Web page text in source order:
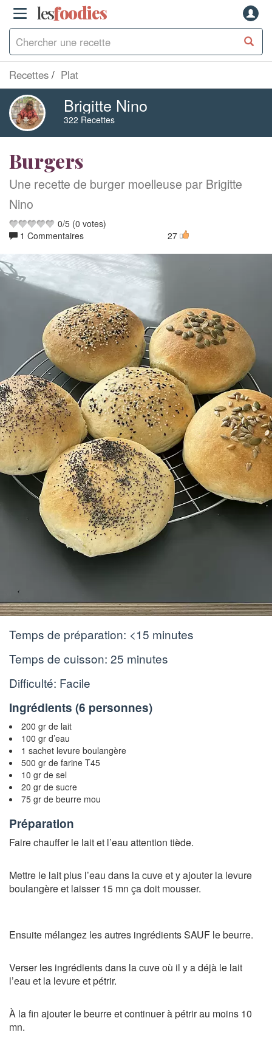
lesfoodies
Recettes Plat
Brigitte Nino
322 Recettes
Burgers
Une recette de burger moelleuse par Brigitte
Nino
0/5 (0 votes)
1 Commentaires
27
Temps de préparation: <15 minutes
Temps de cuisson: 25 minutes
Difficulté: Facile
Ingrédients (6 personnes)
200 gr de lait
100 gr d’eau
1 sachet levure boulangère
500 gr de farine T45
10 gr de sel
20 gr de sucre
75 gr de beurre mou
Préparation
Faire chauffer le lait et l’eau attention tiède.
Mettre le lait plus l’eau dans la cuve et y ajouter la levure
boulangère et laisser 15 mn ça doit mousser.
Ensuite mélangez les autres ingrédients SAUF le beurre.
Verser les ingrédients dans la cuve où il y a déjà le lait
l’eau et la levure et pétrir.
À la fin ajouter le beurre et continuer à pétrir au moins 10
mn.